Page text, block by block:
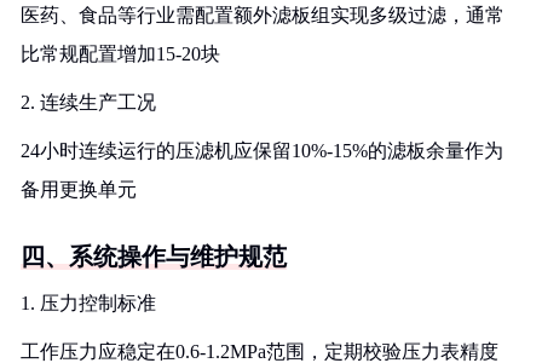
医药、食品等行业需配置额外滤板组实现多级过滤，通常
比常规配置增加15-20块
2. 连续生产工况
24小时连续运行的压滤机应保留10%-15%的滤板余量作为
备用更换单元
四、系统操作与维护规范
1. 压力控制标准
工作压力应稳定在0.6-1.2MPa范围，定期校验压力表精度